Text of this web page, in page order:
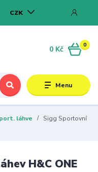
Menu
CZK
0
0 Kč
láhve
Sigg Sportovní
H&C ONE